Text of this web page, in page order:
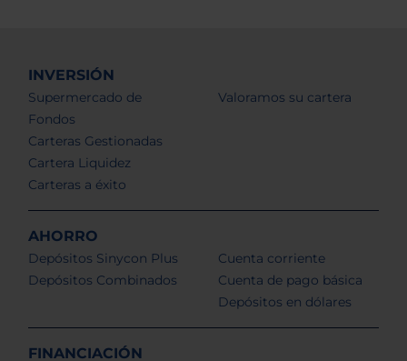
INVERSIÓN
Supermercado de
Fondos
Carteras Gestionadas
Cartera Liquidez
Carteras a éxito
Valoramos su cartera
AHORRO
Depósitos Sinycon Plus
Depósitos Combinados
Cuenta corriente
Cuenta de pago básica
Depósitos en dólares
FINANCIACIÓN